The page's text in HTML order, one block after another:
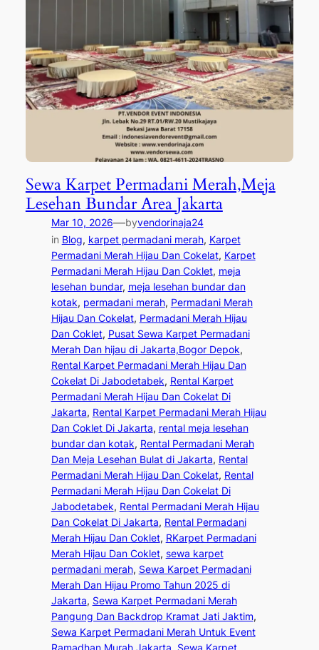
Sewa Karpet Permadani Merah,Meja
Lesehan Bundar Area Jakarta
Mar 10, 2026—byvendorinaja24
in Blog, karpet permadani merah, Karpet
Permadani Merah Hijau Dan Cokelat, Karpet
Permadani Merah Hijau Dan Coklet, meja
lesehan bundar, meja lesehan bundar dan
kotak, permadani merah, Permadani Merah
Hijau Dan Cokelat, Permadani Merah Hijau
Dan Coklet, Pusat Sewa Karpet Permadani
Merah Dan hijau di Jakarta,Bogor Depok
Rental Karpet Permadani Merah Hijau Dan
Cokelat Di Jabodetabek, Rental Karpet
Permadani Merah Hijau Dan Cokelat Di
Jakarta, Rental Karpet Permadani Merah Hijau
Dan Coklet Di Jakarta, rental meja lesehan
bundar dan kotak, Rental Permadani Merah
Dan Meja Lesehan Bulat di Jakarta, Rental
Permadani Merah Hijau Dan Cokelat, Rental
Permadani Merah Hijau Dan Cokelat Di
Jabodetabek, Rental Permadani Merah Hijau
Dan Cokelat Di Jakarta, Rental Permadani
Merah Hijau Dan Coklet, RKarpet Permadani
Merah Hijau Dan Coklet, sewa karpet
permadani merah, Sewa Karpet Permadani
Merah Dan Hijau Promo Tahun 2025 di
Jakarta, Sewa Karpet Permadani Merah
Pangung Dan Backdrop Kramat Jati Jaktim
Sewa Karpet Permadani Merah Untuk Event
Ramadhan Murah Jakarta Sewa Karpet